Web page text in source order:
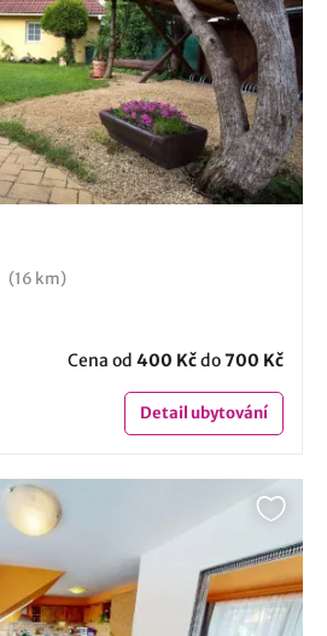
(16 km)
Cena od 400 Kčdo700 Kč
Detailubytování